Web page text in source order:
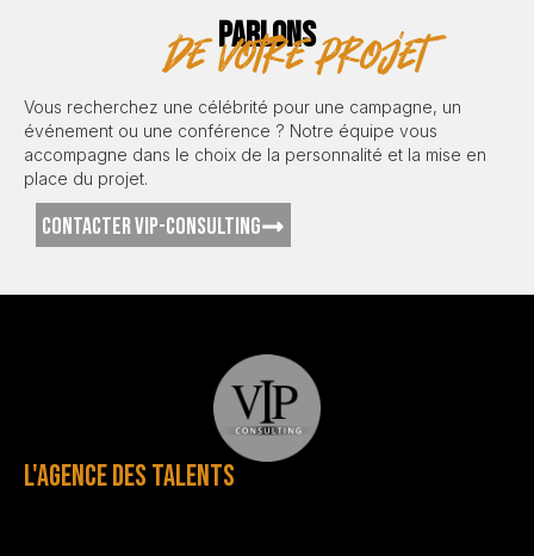
PARLONS
de votre projet
Vous recherchez une célébrité pour une campagne, un
événement ou une conférence ? Notre équipe vous
accompagne dans le choix de la personnalité et la mise en
place du projet.
CONTACTER VIP-CONSULTING
L'AGENCE DES TALENTS